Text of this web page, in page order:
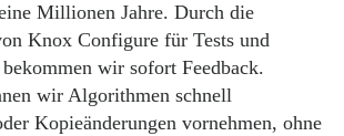
Millionen Jahre. Durch die
Knox Configure für Tests und
wir sofort Feedback.
wir Algorithmen schnell
Kopieänderungen vornehmen, ohne